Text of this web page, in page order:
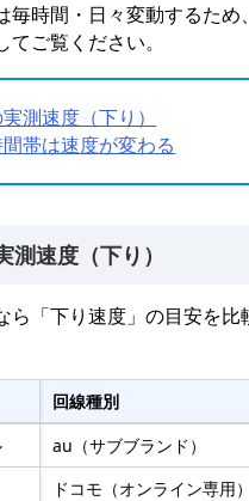
毎時間・日々変動するため
てご覧ください。
測速度（下り）
帯は速度が変わる
測速度（下り）
ら「下り速度」の目安を比
回線種別
au（サブブランド）
ドコモ（オンライン専用）